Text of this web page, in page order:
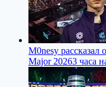
M0nesy
Major 20263 часа